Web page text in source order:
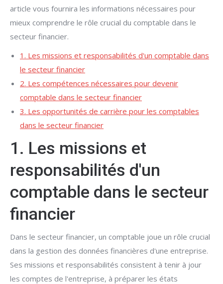
article vous fournira les informations nécessaires pour
mieux comprendre le rôle crucial du comptable dans le
secteur financier.
1. Les missions et responsabilités d'un comptable dans
le secteur financier
2. Les compétences nécessaires pour devenir
comptable dans le secteur financier
3. Les opportunités de carrière pour les comptables
dans le secteur financier
1. Les missions et
responsabilités d'un
comptable dans le secteur
financier
Dans le secteur financier, un comptable joue un rôle crucial
dans la gestion des données financières d'une entreprise.
Ses missions et responsabilités consistent à tenir à jour
les comptes de l'entreprise, à préparer les états